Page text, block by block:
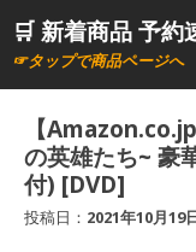
ン🛒 新着商品 予約
☞タップで商品ページへ
【
の英雄たち~ 豪
付) [DVD]
投稿日： 2021年10月19